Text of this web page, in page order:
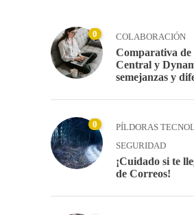
0 COLABORACIÓN
Comparativa de
Central y
semejanzas y
0 PÍLDORAS
SEGURIDAD
¡Cuidado si te
de Correos!